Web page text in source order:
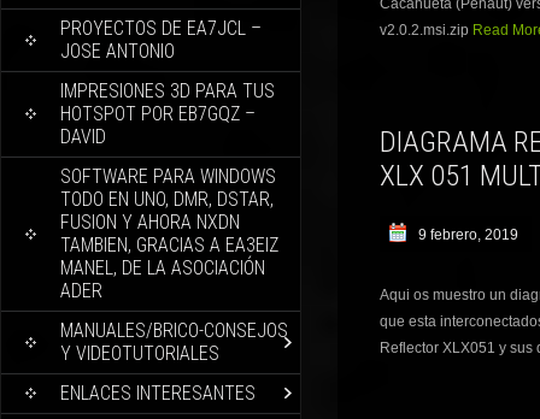
PROYECTOS DE EA7JCL –
JOSE ANTONIO
IMPRESIONES 3D PARA TUS
HOTSPOT POR EB7GQZ –
DAVID
SOFTWARE PARA WINDOWS
TODO EN UNO, DMR, DSTAR,
FUSION Y AHORA NXDN
TAMBIEN, GRACIAS A EA3EIZ
MANEL, DE LA ASOCIACIÓN
ADER
MANUALES/BRICO-CONSEJOS
Y VIDEOTUTORIALES
ENLACES INTERESANTES
Cacahueta (Penaut)
v2.0.2.msi.zip Read
DIAGRAMA
XLX 051
9 febrero, 2019
Aqui os muestro un
que esta
Reflector XLX051 y sus